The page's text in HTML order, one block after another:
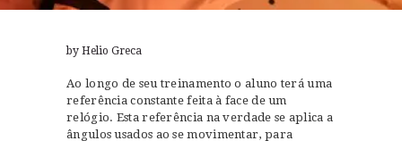
CONTATO
by Helio Greca
Ao longo de seu treinamento o aluno terá uma
referência constante feita à face de um
relógio. Esta referência na verdade se aplica a
ângulos usados ao se movimentar, para